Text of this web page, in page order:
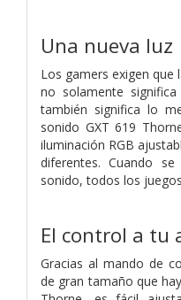
Una nueva luz
Los gamers exigen que
no solamente
también significa lo
sonido GXT 619
iluminación RGB
diferentes. Cuando
sonido, todos los
El control a tu
Gracias al mando de
de gran tamaño que